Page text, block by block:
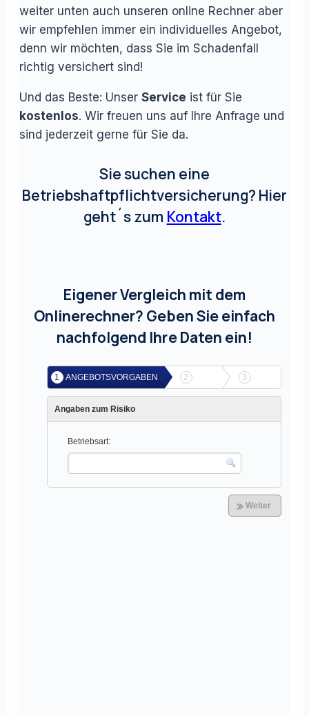
weiter unten auch unseren online Rechner aber
wir empfehlen immer ein individuelles Angebot,
denn wir möchten, dass Sie im Schadenfall
richtig versichert sind!
Und das Beste: Unser Service ist für Sie
kostenlos. Wir freuen uns auf Ihre Anfrage und
sind jederzeit gerne für Sie da.
Sie suchen eine
Betriebshaftpflichtversicherung? Hier
geht´s zum Kontakt.
Eigener Vergleich mit dem
Onlinerechner? Geben Sie einfach
nachfolgend Ihre Daten ein!